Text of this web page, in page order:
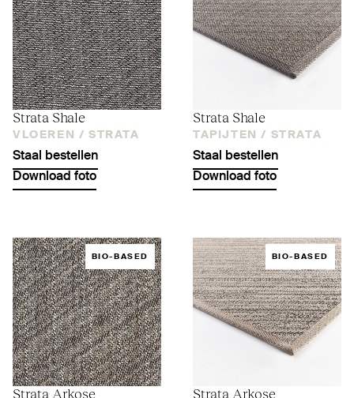
Strata Shale
VLOEREN / STRATA
Staal bestellen
Download foto
Strata Shale
TAPIJTEN / STRATA
Staal bestellen
Download foto
BIO-BASED
Strata Arkose
BIO-BASED
Strata Arkose